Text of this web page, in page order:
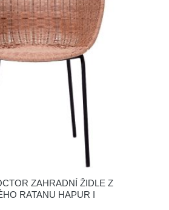
ZAHRADNÍ ŽIDLE Z
RATANU HAPUR I